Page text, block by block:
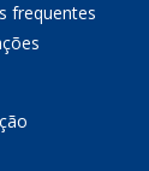
frequentes